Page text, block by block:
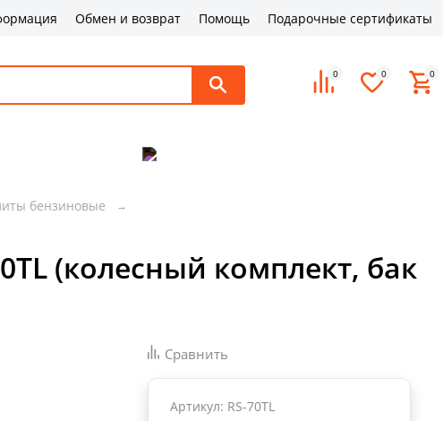
Обмен и возврат Помощь Подарочные сертификаты
0 0 0
бензиновые
(колесный комплект, бак
Сравнить
Артикул: RS-70TL